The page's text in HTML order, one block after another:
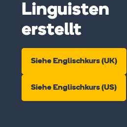
Linguisten
erstellt
Siehe Englischkurs (UK)
Siehe Englischkurs (US)